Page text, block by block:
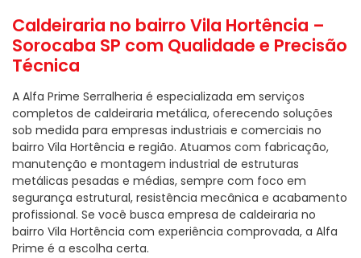
Caldeiraria no bairro Vila Hortência –
Sorocaba SP com Qualidade e Precisão
Técnica
A Alfa Prime Serralheria é especializada em serviços
completos de caldeiraria metálica, oferecendo soluções
sob medida para empresas industriais e comerciais no
bairro Vila Hortência e região. Atuamos com fabricação,
manutenção e montagem industrial de estruturas
metálicas pesadas e médias, sempre com foco em
segurança estrutural, resistência mecânica e acabamento
profissional. Se você busca empresa de caldeiraria no
bairro Vila Hortência com experiência comprovada, a Alfa
Prime é a escolha certa.